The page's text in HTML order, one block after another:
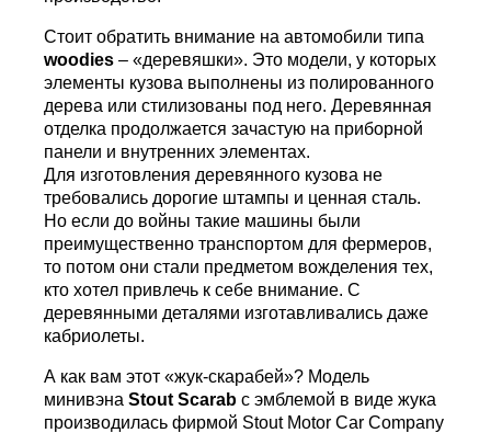
Стоит обратить внимание на автомобили типа
woodies – «деревяшки». Это модели, у которых
элементы кузова выполнены из полированного
дерева или стилизованы под него. Деревянная
отделка продолжается зачастую на приборной
панели и внутренних элементах.
Для изготовления деревянного кузова не
требовались дорогие штампы и ценная сталь.
Но если до войны такие машины были
преимущественно транспортом для фермеров,
то потом они стали предметом вожделения тех,
кто хотел привлечь к себе внимание. С
деревянными деталями изготавливались даже
кабриолеты.
А как вам этот «жук-скарабей»? Модель
минивэнаStout Scarab с эмблемой в виде жука
производилась фирмой Stout Motor Car Company